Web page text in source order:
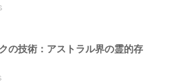
の技術：アストラル界の霊的存